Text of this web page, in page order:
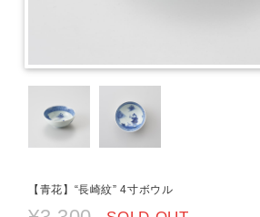
【青花】“長崎紋” 4寸ボウル